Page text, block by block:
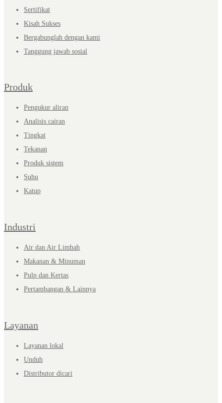
Sertifikat
Kisah Sukses
Bergabunglah dengan kami
Tanggung jawab sosial
Produk
Pengukur aliran
Analisis cairan
Tingkat
Tekanan
Produk sistem
Suhu
Katup
Industri
Air dan Air Limbah
Makanan & Minuman
Pulp dan Kertas
Pertambangan & Lainnya
Layanan
Layanan lokal
Unduh
Distributor dicari